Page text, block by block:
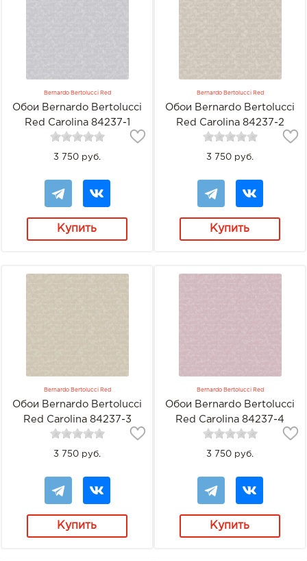
Bernardo Bertolucci Red
Обои Bernardo Bertolucci
Red Carolina 84237-1
3 750 руб.
Купить
Bernardo Bertolucci Red
Обои Bernardo Bertolucci
Red Carolina 84237-2
3 750 руб.
Купить
Bernardo Bertolucci Red
Обои Bernardo Bertolucci
Red Carolina 84237-3
3 750 руб.
Купить
Bernardo Bertolucci Red
Обои Bernardo Bertolucci
Red Carolina 84237-4
3 750 руб.
Купить